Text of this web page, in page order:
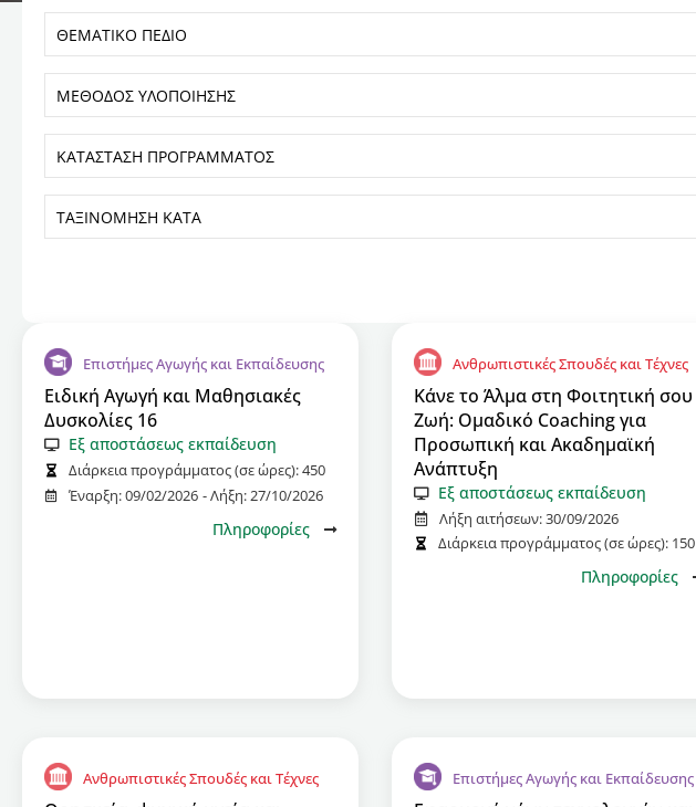
Επιστήμες Αγωγής και Εκπαίδευσης
Ειδική Αγωγή και Μαθησιακές
Δυσκολίες 16
Εξ αποστάσεως εκπαίδευση
Διάρκεια προγράμματος (σε ώρες):450
Έναρξη:09/02/2026 - Λήξη:27/10/2026
Πληροφορίες
Ανθρωπιστικές Σπουδές και Τέχνες
Κάνε το Άλμα στη Φοιτητική σου
Ζωή: Ομαδικό Coaching για
Προσωπική και Ακαδημαϊκή
Ανάπτυξη
Εξ αποστάσεως εκπαίδευση
Λήξη αιτήσεων:30/09/2026
Διάρκεια προγράμματος (σε ώρες): 150
Πληροφορίες
Ανθρωπιστικές Σπουδές και Τέχνες Επιστήμες Αγωγής και Εκπαίδευσης